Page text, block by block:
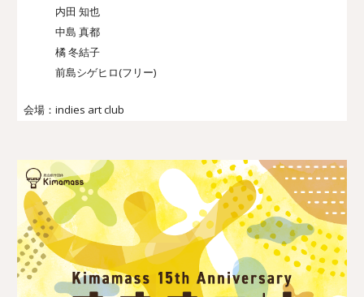
内田 知也
中島 真都
橘 冬結子
前島シゲヒロ(フリー)
会場：indies art club